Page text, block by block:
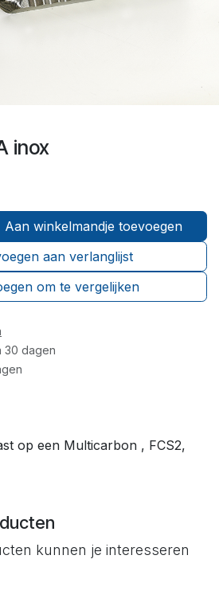
inox
Aan winkelmandje toevoegen
om te vergelijken
aan verlanglijst
30 dagen
op een Multicarbon , FCS2,
kunnen je interesseren